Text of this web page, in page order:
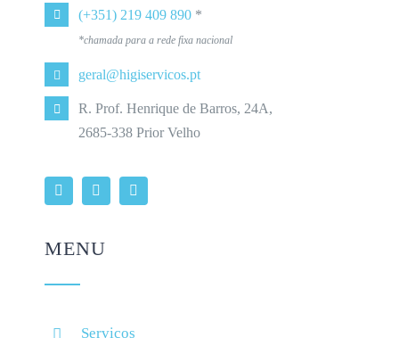
(+351) 219 409 890 *
*chamada para a rede fixa nacional
geral@higiservicos.pt
R. Prof. Henrique de Barros, 24A,
2685-338 Prior Velho
MENU
Serviços